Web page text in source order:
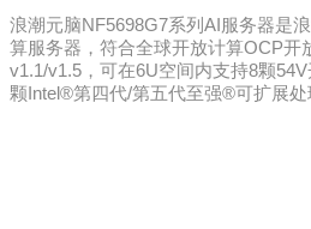
浪潮元脑NF5698G7系列AI服务器是
算服务器，符合全球开放计算OCP开
v1.1/v1.5，可在6U空间内支持8颗
颗Intel®第四代/第五代至强®可扩展处